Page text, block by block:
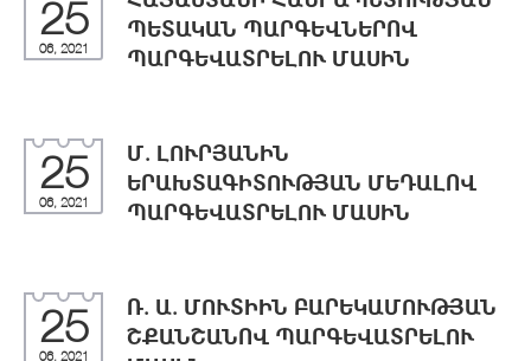
25
06, 2021
ՊԵՏԱԿԱՆ ՊԱՐԳԵՎՆԵՐՈՎ
ՊԱՐԳԵՎԱՏՐԵԼՈՒ ՄԱՍԻՆ
25
06, 2021
Մ. ԼՈՒՐՅԱՆԻՆ
ԵՐԱԽՏԱԳԻՏՈՒԹՅԱՆ ՄԵԴԱԼՈՎ
ՊԱՐԳԵՎԱՏՐԵԼՈՒ ՄԱՍԻՆ
25
06, 2021
Ռ. Ա. ՄՈՒՏԻԻՆ ԲԱՐԵԿԱՄՈՒԹՅԱՆ
ՇՔԱՆՇԱՆՈՎ ՊԱՐԳԵՎԱՏՐԵԼՈՒ